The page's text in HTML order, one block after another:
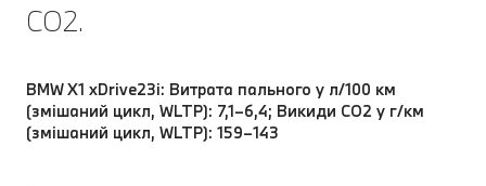
CO2.
BMW X1 xDrive23i: Витрата пального у л/100 км
(змішаний цикл, WLTP): 7,1–6,4; Викиди CO2 у г/км
(змішаний цикл, WLTP): 159–143